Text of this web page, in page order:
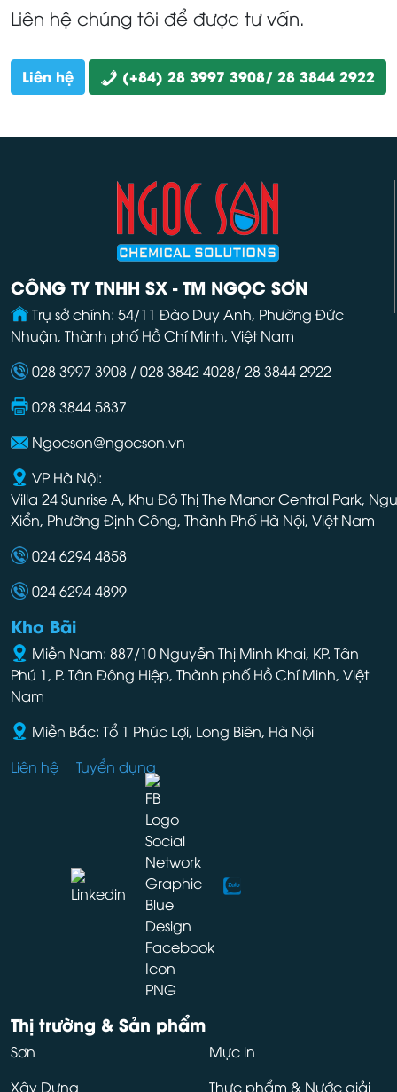
Liên hệ chúng tôi để được tư vấn.
Liên hệ (+84) 28 3997 3908/ 28 3844 2922
CÔNG TY TNHH SX - TM NGỌC SƠN
Trụ sở chính: 54/11 Đào Duy Anh, Phường Đức
Nhuận, Thành phố Hồ Chí Minh, Việt Nam
028 3997 3908 / 028 3842 4028/ 28 3844 2922
028 3844 5837
Ngocson@ngocson.vn
VP Hà Nội:
Villa 24 Sunrise A, Khu Đô Thị The Manor Central Park,
Xiển, Phường Định Công, Thành Phố Hà Nội, Việt Nam
024 6294 4858
024 6294 4899
Kho Bãi
Miền Nam: 887/10 Nguyễn Thị Minh Khai, KP. Tân
Phú 1, P. Tân Đông Hiệp, Thành phố Hồ Chí Minh, Việt
Nam
Miền Bắc: Tổ 1 Phúc Lợi, Long Biên, Hà Nội
Liên hệ
Tuyển dụng
Thị trường & Sản phẩm
Sơn
Xây Dựng
Mực in
Thực phẩm & Nước giải